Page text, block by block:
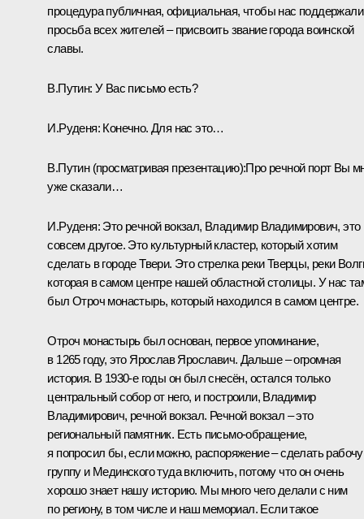
процедура публичная, официальная, чтобы нас
просьба всех жителей – присвоить звание города воинской
славы.
В.Путин: У Вас письмо есть?
И.Руденя: Конечно. Для нас это…
В.Путин (просматривая презентацию):Про речной порт Вы
уже сказали…
И.Руденя: Это речной вокзал, Владимир Владимирович, это
совсем другое. Это культурный кластер, который хотим
сделать в городе Твери. Это стрелка реки Тверцы, реки
которая в самом центре нашей областной столицы. У нас
был Отроч монастырь, который находился в самом центре.
Отроч монастырь был основан, первое упоминание,
в 1265 году, это Ярослав Ярославич. Дальше – огромная
история. В 1930-е годы он был снесён, остался только
центральный собор от него, и построили, Владимир
Владимирович, речной вокзал. Речной вокзал – это
региональный памятник. Есть письмо-обращение,
я попросил бы, если можно, распоряжение – сделать
группу и Мединскоготуда включить, потому что он очень
хорошо знает нашу историю. Мы много чего делали с ним
по региону, в том числе и наш мемориал. Если такое